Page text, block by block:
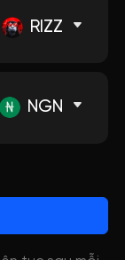
RIZZ
NGN